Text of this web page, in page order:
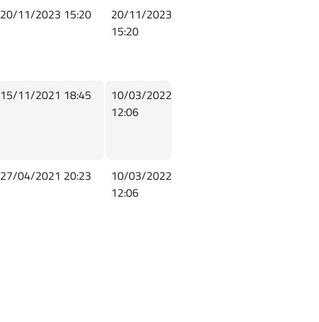
20/11/2023 15:20
20/11/2023
15:20
15/11/2021 18:45
10/03/2022
12:06
27/04/2021 20:23
10/03/2022
12:06